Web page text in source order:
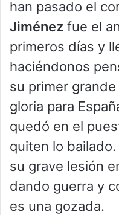
han pasado el
Jiménez fue el
primeros días y
haciéndonos
su primer
gloria para
quedó en el
quiten lo
su grave lesión
dando guerra y
es una gozada.